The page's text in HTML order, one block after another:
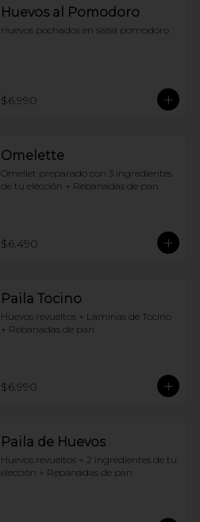
Huevos al Pomodoro
Huevos pochados en salsa pomodoro
$6.990
Omelette
Omellet preparado con 3 ingredientes
de tu elección + Rebanadas de pan
$6.490
Paila Tocino
Huevos revueltos + Laminas de Tocino
+ Rebanadas de pan
$6.990
Paila de Huevos
Huevos revueltos + 2 ingredientes de tu
elección + Rebanadas de pan